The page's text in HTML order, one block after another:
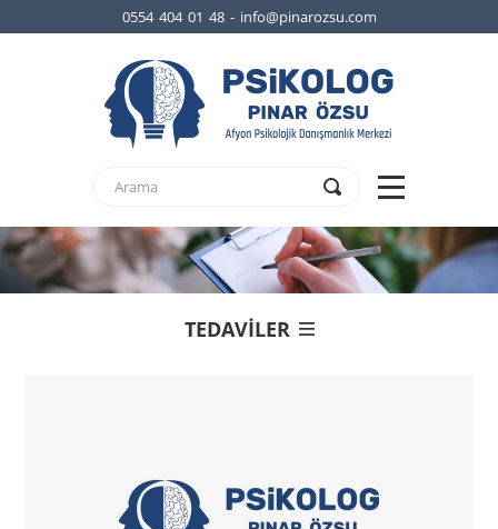
0554 404 01 48 - info@pinarozsu.com
TEDAVİLER